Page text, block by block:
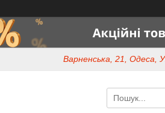
Варненська, 21, Одеса,